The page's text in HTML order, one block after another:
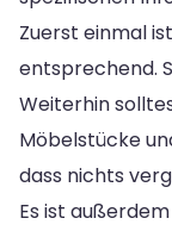
Zuerst einmal
entsprechend.
Weiterhin
Möbelstücke
dass nichts
Es ist